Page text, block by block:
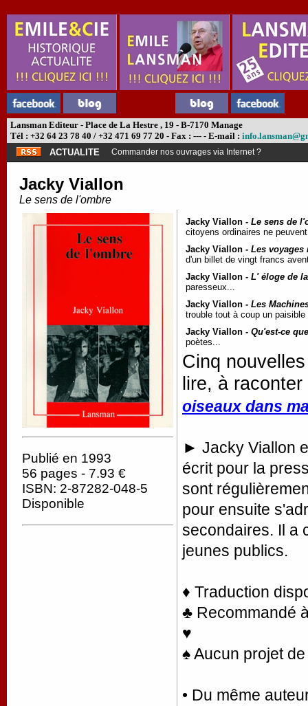
Lansman Editeur - Place de La Hestre , 19 - B-7170 Manage
Tél : +32 64 23 78 40 / +32 471 69 77 20 - Fax : --- - E-mail :
ACTUALITE
Commander nos ouvrages via Internet ?
Jacky Viallon
Le sens de l'ombre
Publié en 1993
56 pages - 7.93 €
ISBN: 2-87282-048-5
Disponible
Jacky Viallon - Le sens de
citoyens ordinaires ne
Jacky Viallon - Les voyages
d'un billet de vingt francs
Jacky Viallon - L' éloge de
paresseux...
Jacky Viallon - Les
trouble tout à coup un
Jacky Viallon - Qu'est-ce
poètes...
Cinq
lire, à
oiseaux dans
► Jacky Viallon
écrit pour la
sont
pour ensuite
secondaires. Il a
jeunes publics.
♦ Traduction
♣ Recommandé
♥
♠ Aucun projet
• Du même